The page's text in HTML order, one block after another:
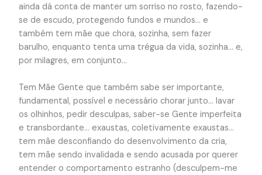
ainda dá conta de manter um sorriso no rosto, fazendo-
se de escudo, protegendo fundos e mundos… e
também tem mãe que chora, sozinha, sem fazer
barulho, enquanto tenta uma trégua da vida, sozinha… e,
por milagres, em conjunto…
Tem Mãe Gente que também sabe ser importante,
fundamental, possível e necessário chorar junto… lavar
os olhinhos, pedir desculpas, saber-se Gente imperfeita
e transbordante… exaustas, coletivamente exaustas…
tem mãe desconfiando do desenvolvimento da cria,
tem mãe sendo invalidada e sendo acusada por querer
entender o comportamento estranho (desculpem-me